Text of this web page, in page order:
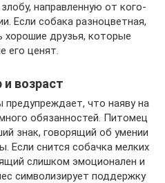
направленную от кого-
Если собака разноцветная,
хорошие друзья, которые
его ценят.
и возраст
что наяву на
обязанностей. Питомец
знак, говорящий об умении
Если снится собачка мелких
слишком эмоционален и
символизирует поддержку